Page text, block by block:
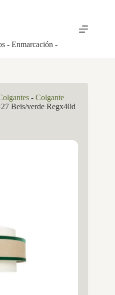
- Enmarcación -
- Colgante
Beis/verde Regx40d